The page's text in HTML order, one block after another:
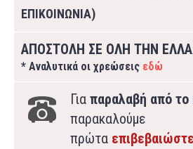
ΕΠΙΚΟΙΝΩΝΙΑ)
ΑΠΟΣΤΟΛΗ ΣΕ ΟΛΗ ΤΗΝ
* Αναλυτικά οι χρεώσεις εδώ
Για παραλαβή από το
παρακαλούμε
πρώτα